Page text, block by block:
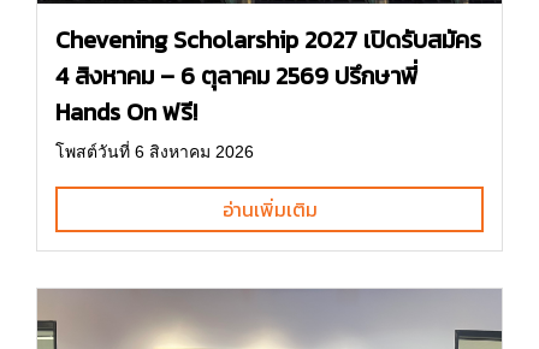
Chevening Scholarship 2027 เปิดรับสมัคร
4 สิงหาคม – 6 ตุลาคม 2569 ปรึกษาพี่
Hands On ฟรี!
โพสต์วันที่ 6 สิงหาคม 2026
อ่านเพิ่มเติม